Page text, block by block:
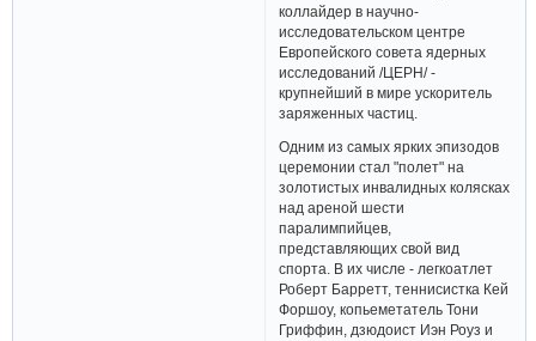
коллайдер в научно-
исследовательском центре
Европейского совета ядерных
исследований /ЦЕРН/ -
крупнейший в мире ускоритель
заряженных частиц.
Одним из самых ярких эпизодов
церемонии стал "полет" на
золотистых инвалидных колясках
над ареной шести
паралимпийцев,
представляющих свой вид
спорта. В их числе - легкоатлет
Роберт Барретт, теннисистка Кей
Форшоу, копьеметатель Тони
Гриффин, дзюдоист Иэн Роуз и